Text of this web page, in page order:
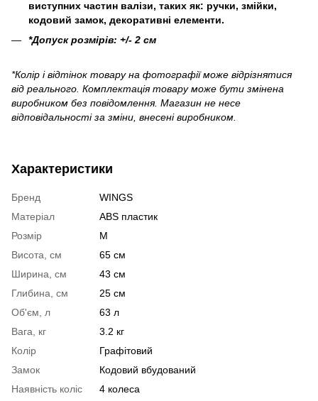
виступних частин валізи, таких як: ручки, змійки,
кодовий замок, декоративні елементи.
*Допуск розмірів: +/- 2 см
*Колір і відтінок товару на фотографії може відрізнятися
від реального. Комплектація товару може бути змінена
виробником без повідомлення. Магазин не несе
відповідальності за зміни, внесені виробником.
Характеристики
Бренд
WINGS
Матеріал
ABS пластик
Розмір
M
Висота, см
65 см
Ширина, см
43 см
Глибина, см
25 см
Об'єм, л
63 л
Вага, кг
3.2 кг
Колір
Графітовий
Замок
Кодовий вбудований
Наявність коліс
4 колеса